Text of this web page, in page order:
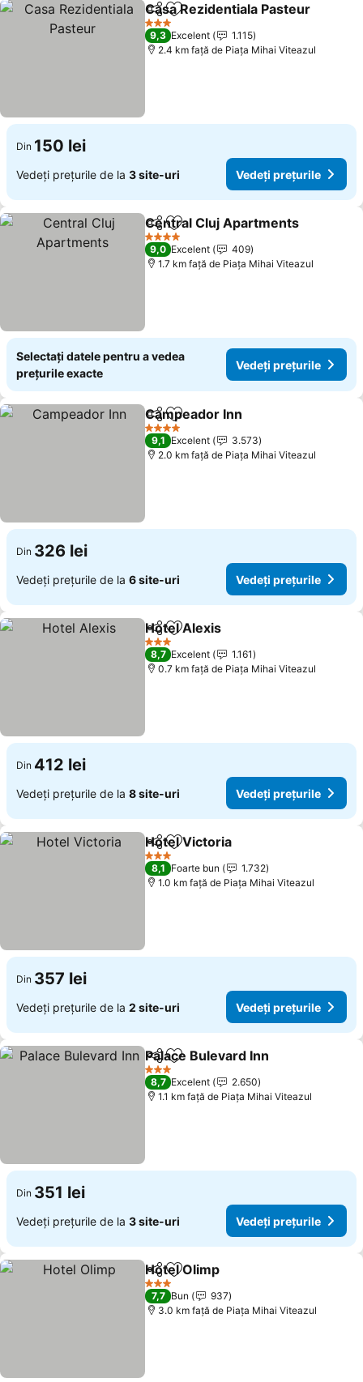
DistribuițiAdăugaţi la favorite
Casa Rezidentiala Pasteur
3 Stele
9,3 Excelent
1.115
2.4 km faţă de Piaţa Mihai Viteazul
Din 150 lei
Vedeți prețurile de la 3 site-uri Vedeți prețurile
DistribuițiAdăugaţi la favorite
Central Cluj Apartments
4 Stele
9,0 Excelent
409
1.7 km faţă de Piaţa Mihai Viteazul
Selectați datele pentru a vedea
prețurile exacte
Vedeți prețurile
DistribuițiAdăugaţi la favorite
Campeador Inn
4 Stele
9,1 Excelent
3.573
2.0 km faţă de Piaţa Mihai Viteazul
Din 326 lei
Vedeți prețurile de la 6 site-uri Vedeți prețurile
DistribuițiAdăugaţi la favorite
Hotel Alexis
3 Stele
8,7 Excelent
1.161
0.7 km faţă de Piaţa Mihai Viteazul
Din 412 lei
Vedeți prețurile de la 8 site-uri Vedeți prețurile
DistribuițiAdăugaţi la favorite
Hotel Victoria
3 Stele
8,1 Foarte bun
1.732
1.0 km faţă de Piaţa Mihai Viteazul
Din 357 lei
Vedeți prețurile de la 2 site-uri Vedeți prețurile
DistribuițiAdăugaţi la favorite
Palace Bulevard Inn
3 Stele
8,7 Excelent
2.650
1.1 km faţă de Piaţa Mihai Viteazul
Din 351 lei
Vedeți prețurile de la 3 site-uri Vedeți prețurile
DistribuițiAdăugaţi la favorite
Hotel Olimp
3 Stele
7,7 Bun
937
3.0 km faţă de Piaţa Mihai Viteazul